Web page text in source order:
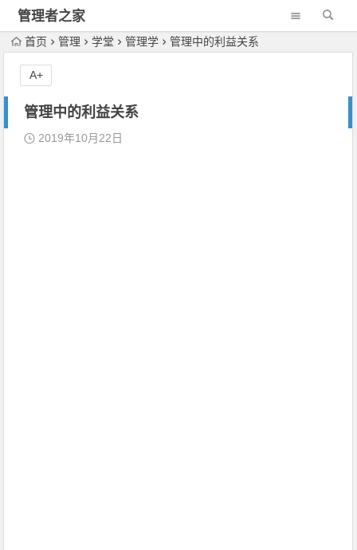
管理者之家
首页 管理 学堂 管理学 管理中的利益关系
管理中的利益关系
2019年10月22日
A+